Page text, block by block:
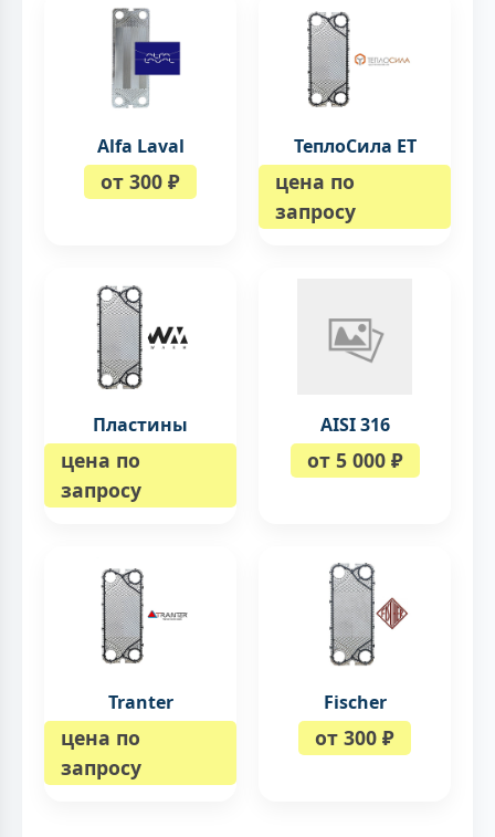
Alfa Laval
от 300 ₽
ТеплоСила ET
цена по
запросу
Пластины
цена по
запросу
AISI 316
от 5 000 ₽
Tranter
цена по
запросу
Fischer
от 300 ₽